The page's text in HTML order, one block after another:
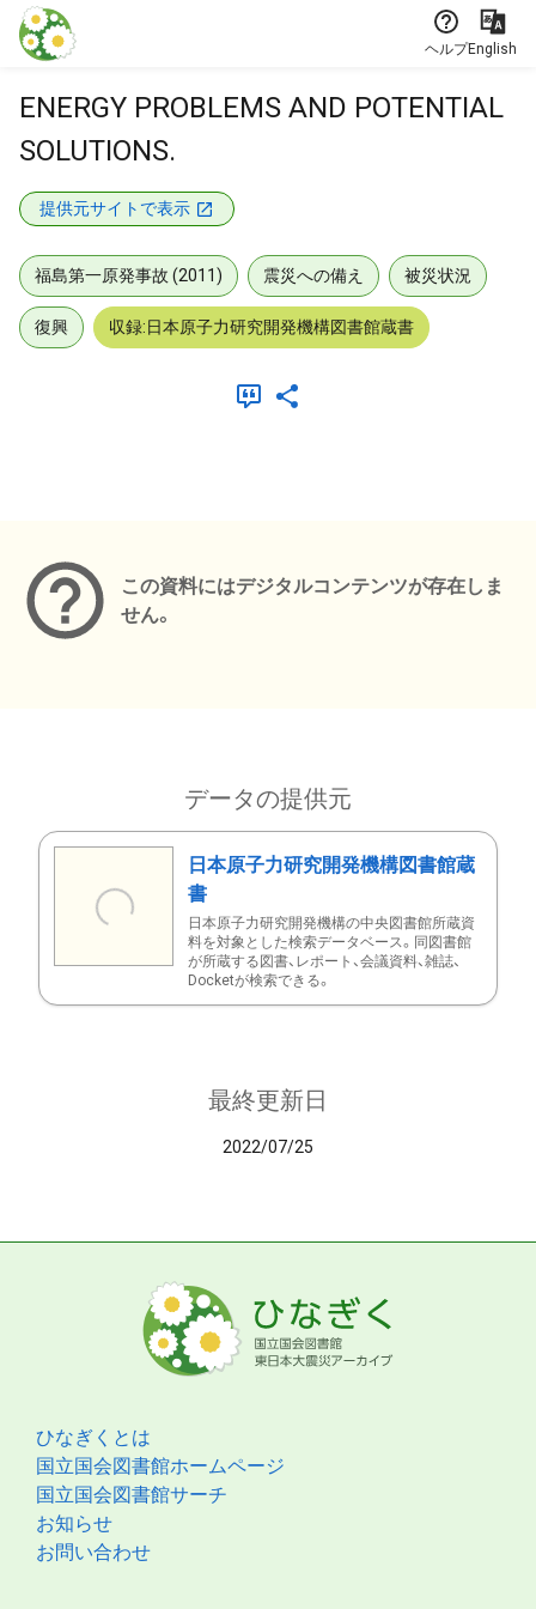
本文に飛ぶ
ヘルプEnglish
ENERGY PROBLEMS AND POTENTIAL
SOLUTIONS.
提供元サイトで表示
福島第一原発事故 (2011) 震災への備え 被災状況
復興 収録:日本原子力研究開発機構図書館蔵書
この資料にはデジタルコンテンツが存在しま
せん。
データの提供元
日本原子力研究開発機構図書館蔵
書
日本原子力研究開発機構の中央図書館所蔵資
料を対象とした検索データベース。同図書館
が所蔵する図書、レポート、会議資料、雑誌、
Docketが検索できる。
最終更新日
2022/07/25
ひなぎくとは
国立国会図書館ホームページ
国立国会図書館サーチ
お知らせ
お問い合わせ